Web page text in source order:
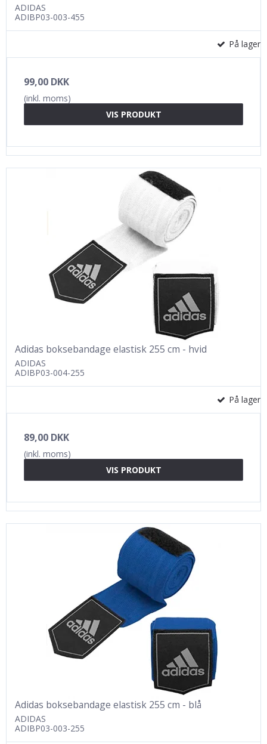
ADIDAS
ADIBP03-003-455
På lager
99,00 DKK
(inkl. moms)
VIS PRODUKT
Adidas boksebandage elastisk 255 cm - hvid
ADIDAS
ADIBP03-004-255
På lager
89,00 DKK
(inkl. moms)
VIS PRODUKT
Adidas boksebandage elastisk 255 cm - blå
ADIDAS
ADIBP03-003-255